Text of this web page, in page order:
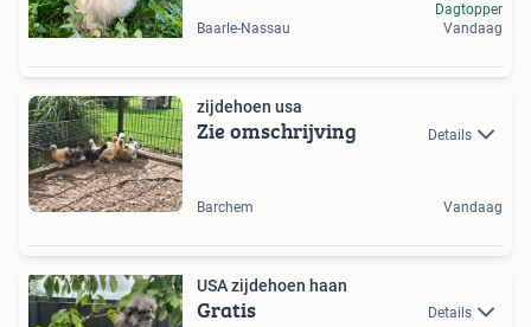
Baarle-Nassau
Dagtopper
Vandaag
zijdehoen usa
Zie omschrijving Details
Barchem Vandaag
USA zijdehoen haan
Gratis Details